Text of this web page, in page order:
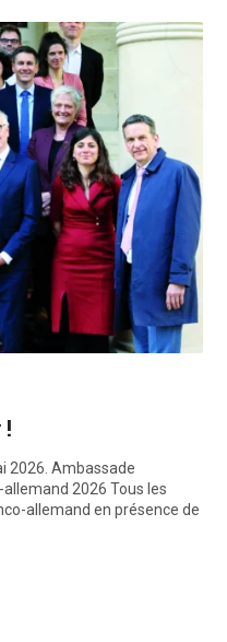
2026. Ambassade
2026 Tous les
allemand en présence de